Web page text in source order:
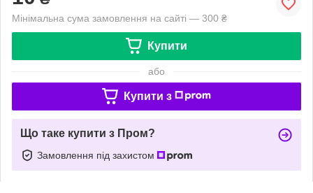
Мінімальна сума замовлення на сайті — 300 ₴
Купити
або
Купити з
Що таке купити з Пром?
Замовлення під захистом